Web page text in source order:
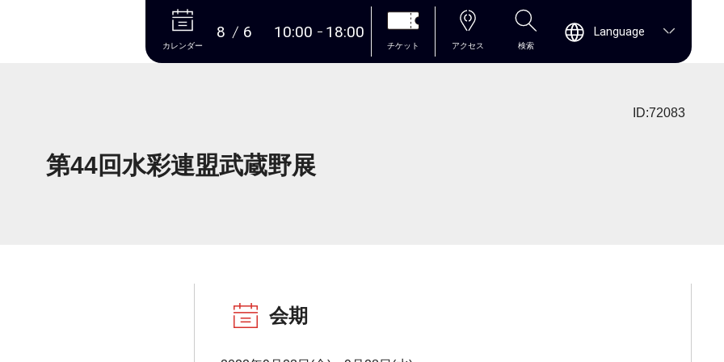
本文へ
カレンダー
8 6 10:00 18:00
チケット アクセス 検索
Language
ID:72083
第44回水彩連盟武蔵野展
会期